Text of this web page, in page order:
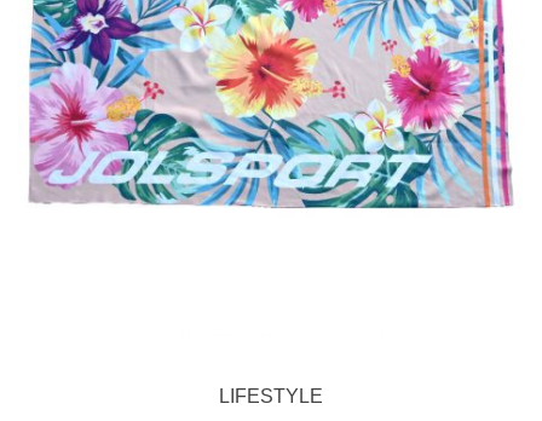
LIFESTYLE